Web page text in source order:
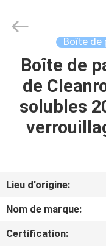
MAISON
À
PROPOS
DE
Technology
Company.
Reserved.
Boîte de
Boîte de
de
solubles
Lieu d'origine:
Nom de marque:
Certification: